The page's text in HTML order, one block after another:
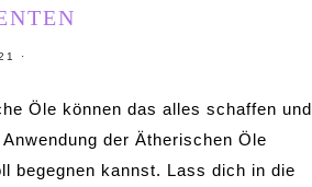
·
Öle können das alles schaffen und
der Ätherischen Öle
begegnen kannst. Lass dich in die